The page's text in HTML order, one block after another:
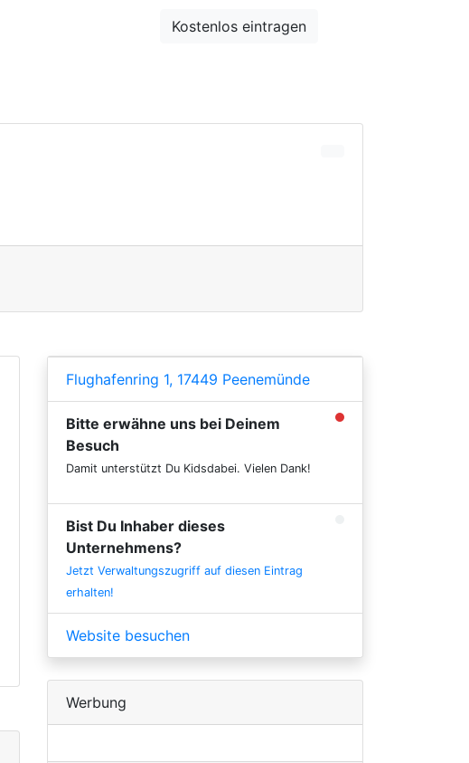
Kostenlos eintragen
Flughafenring 1, 17449 Peenemünde
Bitte erwähne uns bei Deinem
Besuch
Damit unterstützt Du Kidsdabei. Vielen Dank!
Bist Du Inhaber dieses
Unternehmens?
Jetzt Verwaltungszugriff auf diesen Eintrag
erhalten!
Website besuchen
Werbung